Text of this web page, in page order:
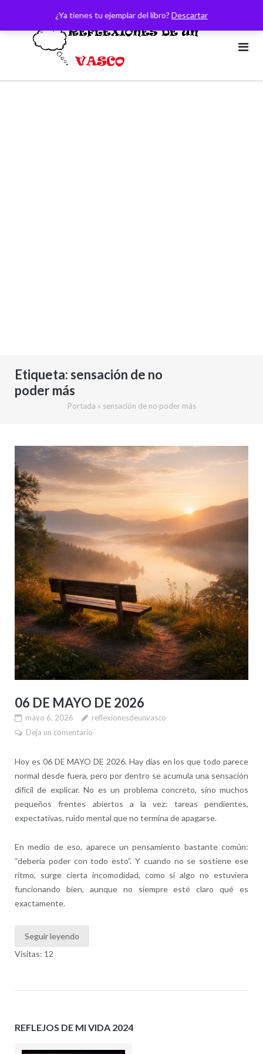
¿Ya tienes tu ejemplar del libro? Descartar
contenido
Etiqueta:sensación de no
poder más
Portada » sensación de no poder más
06 DE MAYO DE 2026
mayo 6, 2026
reflexionesdeunvasco
Deja un comentario
Hoy es 06 DE MAYO DE 2026. Hay días en los que todo parece
normal desde fuera, pero por dentro se acumula una sensación
difícil de explicar. No es un problema concreto, sino muchos
pequeños frentes abiertos a la vez: tareas pendientes,
expectativas, ruido mental que no termina de apagarse.
En medio de eso, aparece un pensamiento bastante común:
“debería poder con todo esto”. Y cuando no se sostiene ese
ritmo, surge cierta incomodidad, como si algo no estuviera
funcionando bien, aunque no siempre esté claro qué es
exactamente.
Seguir leyendo
Visitas: 12
REFLEJOS DE MI VIDA 2024